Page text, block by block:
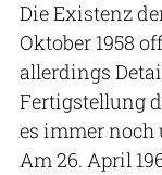
Die Existenz
Oktober 1958
allerdings
Fertigstellung
es immer noch
Am 26. April